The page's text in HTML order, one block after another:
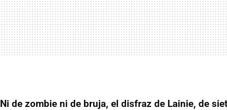
Ni de zombie ni de bruja, el disfraz de Lainie, de